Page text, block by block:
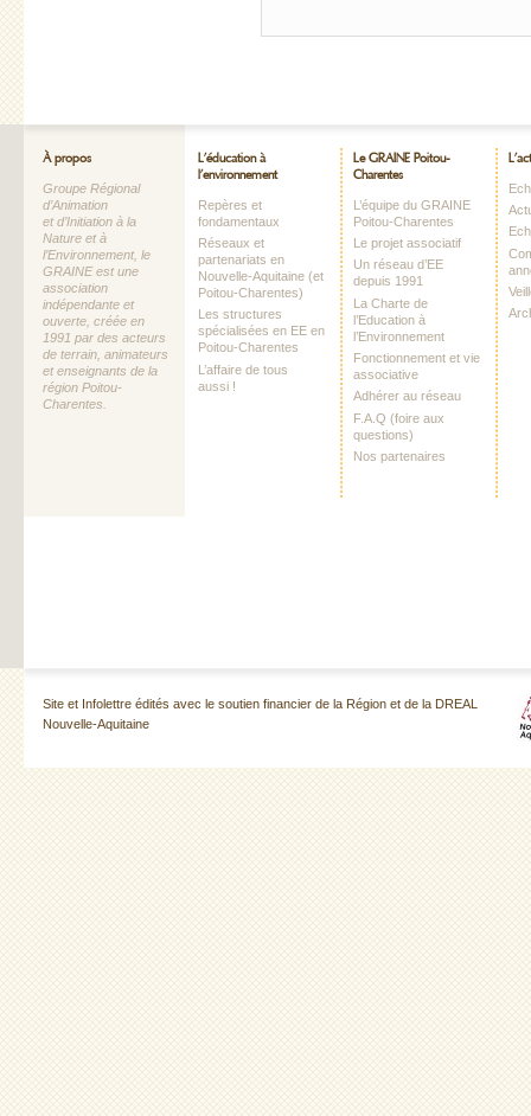
À propos
Groupe Régional
d’Animation
et d’Initiation à la
Nature et à
l’Environnement, le
GRAINE est une
association
indépendante et
ouverte, créée en
1991 par des acteurs
de terrain, animateurs
et enseignants de la
région Poitou-
Charentes.
L’éducation à
l’environnement
Repères et
fondamentaux
Réseaux et
partenariats en
Nouvelle-Aquitaine (et
Poitou-Charentes)
Les structures
spécialisées en EE en
Poitou-Charentes
L’affaire de tous
aussi !
Le GRAINE Poitou-
Charentes
L’équipe du GRAINE
Poitou-Charentes
Le projet associatif
Un réseau d’EE
depuis 1991
La Charte de
l’Education à
l’Environnement
Fonctionnement et vie
associative
Adhérer au réseau
F.A.Q (foire aux
questions)
Nos partenaires
Site et Infolettre édités avec le soutien financier de la Région et de la DREAL
Nouvelle-Aquitaine